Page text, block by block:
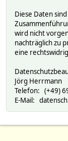
Diese Daten
wird nicht
nachträglich zu
eine
Jörg Herrmann
Telefon: (+49)
E-Mail: